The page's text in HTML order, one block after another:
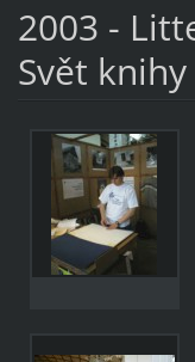
2003 -
Svět knihy